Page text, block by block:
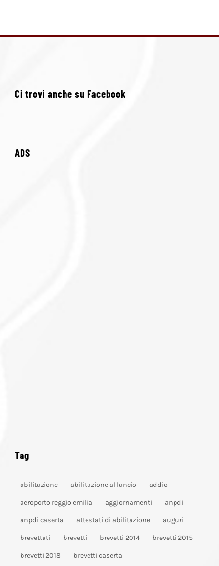
Ci trovi anche su Facebook
ADS
Tag
abilitazione abilitazione al lancio addio
aeroporto reggio emilia aggiornamenti anpdi
anpdi caserta attestati di abilitazione auguri
brevettati brevetti brevetti 2014 brevetti 2015
brevetti 2018 brevetti caserta